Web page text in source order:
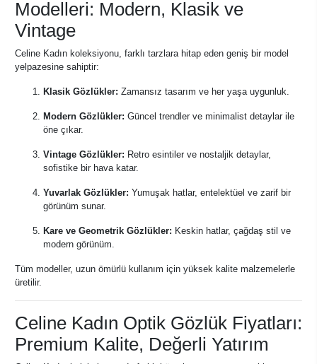
Modelleri: Modern, Klasik ve
Vintage
Celine Kadın koleksiyonu, farklı tarzlara hitap eden geniş bir model
yelpazesine sahiptir:
Klasik Gözlükler: Zamansız tasarım ve her yaşa uygunluk.
Modern Gözlükler: Güncel trendler ve minimalist detaylar ile
öne çıkar.
Vintage Gözlükler: Retro esintiler ve nostaljik detaylar,
sofistike bir hava katar.
Yuvarlak Gözlükler: Yumuşak hatlar, entelektüel ve zarif bir
görünüm sunar.
Kare ve Geometrik Gözlükler: Keskin hatlar, çağdaş stil ve
modern görünüm.
Tüm modeller, uzun ömürlü kullanım için yüksek kalite malzemelerle
üretilir.
Celine Kadın Optik Gözlük Fiyatları:
Premium Kalite, Değerli Yatırım